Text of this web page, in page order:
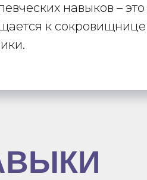
навыков –
к